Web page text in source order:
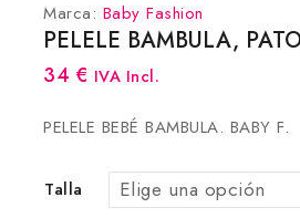
Marca: Baby Fashion
PELELE BAMBULA,
34 € IVA Incl.
PELELE BEBÉ BAMBULA. BABY F.
Talla